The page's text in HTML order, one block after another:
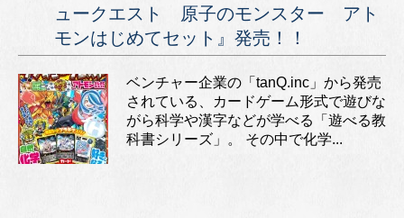
ュークエスト 原子のモンスター アト
モンはじめてセット』発売！！
ベンチャー企業の「tanQ.inc」から発売
されている、カードゲーム形式で遊びな
がら科学や漢字などが学べる「遊べる教
科書シリーズ」。 その中で化学...